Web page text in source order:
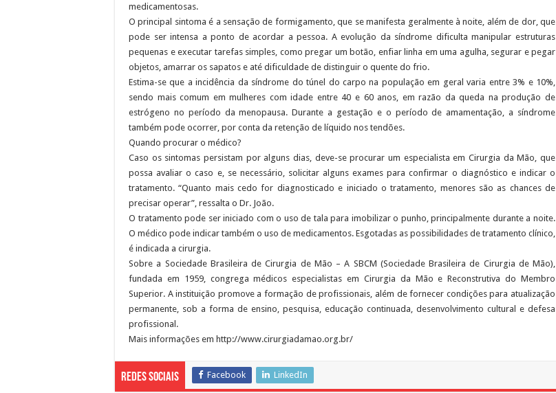
medicamentosas.
O principal sintoma é a sensação de formigamento, que se manifesta geralmente à noite, além de dor, que
pode ser intensa a ponto de acordar a pessoa. A evolução da síndrome dificulta manipular estruturas
pequenas e executar tarefas simples, como pregar um botão, enfiar linha em uma agulha, segurar e pegar
objetos, amarrar os sapatos e até dificuldade de distinguir o quente do frio.
Estima-se que a incidência da síndrome do túnel do carpo na população em geral varia entre 3% e 10%,
sendo mais comum em mulheres com idade entre 40 e 60 anos, em razão da queda na produção de
estrógeno no período da menopausa. Durante a gestação e o período de amamentação, a síndrome
também pode ocorrer, por conta da retenção de líquido nos tendões.
Quando procurar o médico?
Caso os sintomas persistam por alguns dias, deve-se procurar um especialista em Cirurgia da Mão, que
possa avaliar o caso e, se necessário, solicitar alguns exames para confirmar o diagnóstico e indicar o
tratamento. “Quanto mais cedo for diagnosticado e iniciado o tratamento, menores são as chances de
precisar operar”, ressalta o Dr. João.
O tratamento pode ser iniciado com o uso de tala para imobilizar o punho, principalmente durante a noite.
O médico pode indicar também o uso de medicamentos. Esgotadas as possibilidades de tratamento clínico,
é indicada a cirurgia.
Sobre a Sociedade Brasileira de Cirurgia de Mão – A SBCM (Sociedade Brasileira de Cirurgia de Mão),
fundada em 1959, congrega médicos especialistas em Cirurgia da Mão e Reconstrutiva do Membro
Superior. A instituição promove a formação de profissionais, além de fornecer condições para atualização
permanente, sob a forma de ensino, pesquisa, educação continuada, desenvolvimento cultural e defesa
profissional.
Mais informações em http://www.cirurgiadamao.org.br/
Redes Sociais Facebook LinkedIn